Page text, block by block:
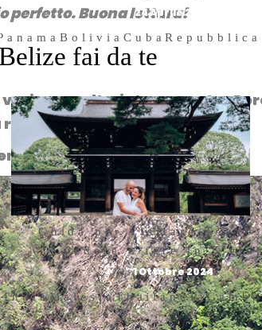
24 Aprile 2026
Bolivia Cuba
Guida per visitare
vedere e fare in 5
1 Ottobre 2024
IndiaMalesiaThailandia
perfetto. Buona lettura!
fai da te
e molto interessante.
risposta univoca.
per la suanatura.